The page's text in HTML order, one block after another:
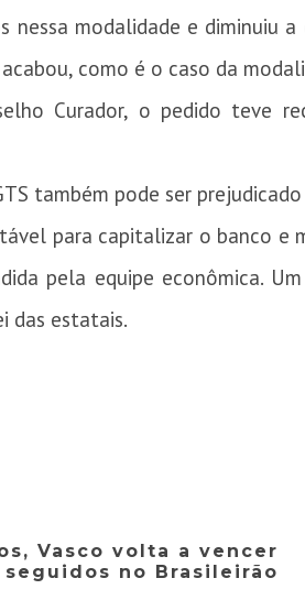
nessa modalidade e diminuiu
como é o caso da
Curador, o pedido teve
também pode ser
para capitalizar o banco e
pela equipe econômica.
das estatais.
Vasco volta a vencer
no Brasileirão